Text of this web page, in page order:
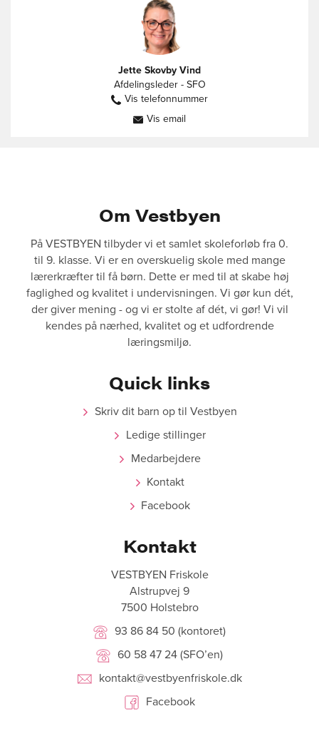
Jette Skovby Vind
Afdelingsleder - SFO
Vis telefonnummer
60584733
Vis emailjv@vestbyenfriskole.dk
Om Vestbyen
På VESTBYEN tilbyder vi et samlet skoleforløb fra 0.
til 9. klasse. Vi er en overskuelig skole med mange
lærerkræfter til få børn. Dette er med til at skabe høj
faglighed og kvalitet i undervisningen. Vi gør kun dét,
der giver mening - og vi er stolte af dét, vi gør! Vi vil
kendes på nærhed, kvalitet og et udfordrende
læringsmiljø.
Quick links
Skriv dit barn op til Vestbyen
Ledige stillinger
Medarbejdere
Kontakt
Facebook
Kontakt
VESTBYEN Friskole
Alstrupvej 9
7500 Holstebro
93 86 84 50 (kontoret)
60 58 47 24 (SFO’en)
kontakt@vestbyenfriskole.dk
Facebook